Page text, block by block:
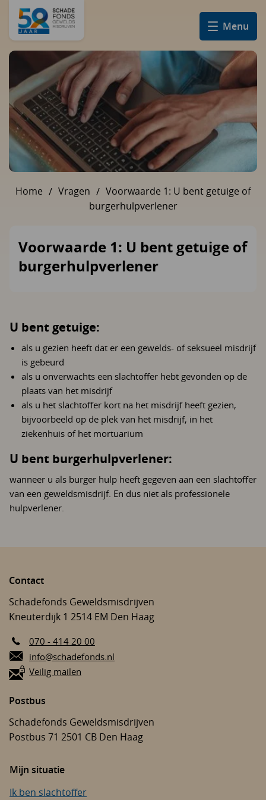
Menu
U bent hier:
Home Vragen
Voorwaarde 1: U bent getuige of
burgerhulpverlener
Voorwaarde 1: U bent getuige of
burgerhulpverlener
U bent getuige:
als u gezien heeft dat er een gewelds- of seksueel misdrijf
is gebeurd
als u onverwachts een slachtoffer hebt gevonden op de
plaats van het misdrijf
als u het slachtoffer kort na het misdrijf heeft gezien,
bijvoorbeeld op de plek van het misdrijf, in het
ziekenhuis of het mortuarium
U bent burgerhulpverlener:
wanneer u als burger hulp heeft gegeven aan een slachtoffer
van een geweldsmisdrijf. En dus niet als professionele
hulpverlener.
Contact
Schadefonds Geweldsmisdrijven
Kneuterdijk 1 2514 EM Den Haag
070 - 414 20 00
E-mail:
info@schadefonds.nl
Veilig mailen
Postbus
Schadefonds Geweldsmisdrijven
Postbus 71 2501 CB Den Haag
Mijn situatie
Ik ben slachtoffer